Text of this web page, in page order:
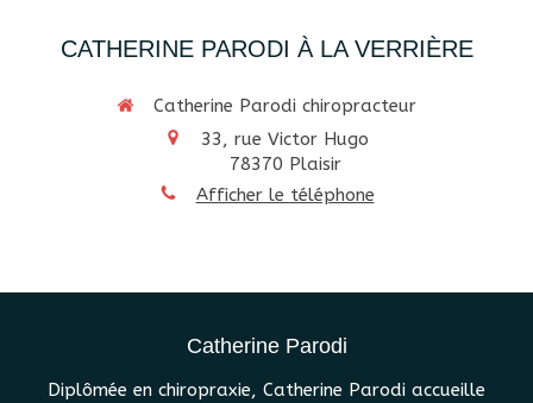
CATHERINE PARODI À LA VERRIÈRE
Catherine Parodi chiropracteur
33, rue Victor Hugo
78370 Plaisir
Afficher le téléphone
Catherine Parodi
Diplômée en chiropraxie, Catherine Parodi accueille